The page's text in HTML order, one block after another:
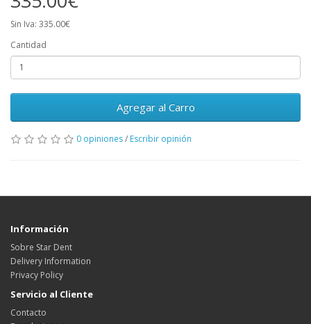
Sin Iva: 335.00€
Cantidad
Agregar al Carro
0 opiniones/ Escribir opinión
Información
Sobre Star Dent
Delivery Information
Privacy Policy
Servicio al Cliente
Contacto